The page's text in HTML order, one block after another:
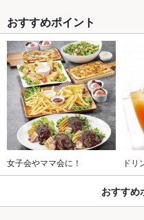
おすすめポイント
女子会やママ会に！ ド
おすすめ